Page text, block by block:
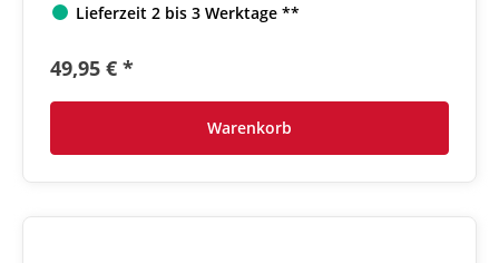
Lieferzeit 2 bis 3 Werktage **
49,95 € *
Warenkorb